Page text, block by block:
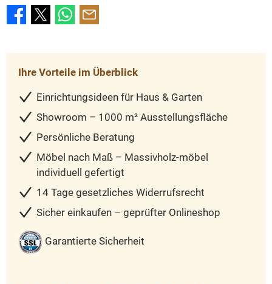
Ihre Vorteile im Überblick
Einrichtungsideen für Haus & Garten
Showroom – 1000 m² Ausstellungsfläche
Persönliche Beratung
Möbel nach Maß – Massivholz-möbel
individuell gefertigt
14 Tage gesetzliches Widerrufsrecht
Sicher einkaufen – geprüfter Onlineshop
Garantierte Sicherheit